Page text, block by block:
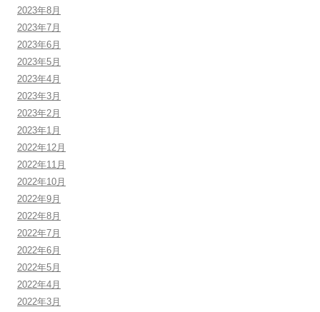
2023年8月
2023年7月
2023年6月
2023年5月
2023年4月
2023年3月
2023年2月
2023年1月
2022年12月
2022年11月
2022年10月
2022年9月
2022年8月
2022年7月
2022年6月
2022年5月
2022年4月
2022年3月